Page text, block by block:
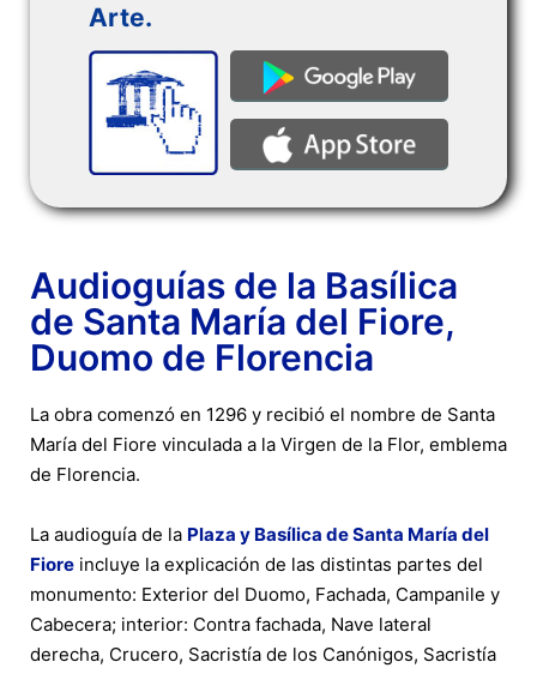
Arte.
Audioguías de la Basílica
de Santa María del Fiore,
Duomo de Florencia
La obra comenzó en 1296 y recibió el nombre de Santa
María del Fiore vinculada a la Virgen de la Flor, emblema
de Florencia.
La audioguía de la Plaza y Basílica de Santa María del
Fiore incluye la explicación de las distintas partes del
monumento: Exterior del Duomo, Fachada, Campanile y
Cabecera; interior: Contra fachada, Nave lateral
derecha, Crucero, Sacristía de los Canónigos, Sacristía